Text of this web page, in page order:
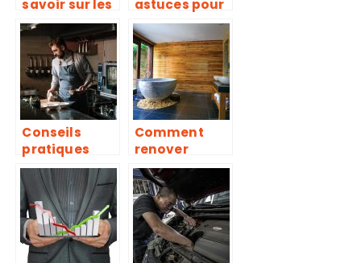
savoir sur les
meubles
d’exterieur
astuces pour
choisir des
meubles de
cuisine
Conseils
pratiques
pour bien se
servir de son
four en
cuisine
Comment
renover
efficacement
sa salle de
bain ?